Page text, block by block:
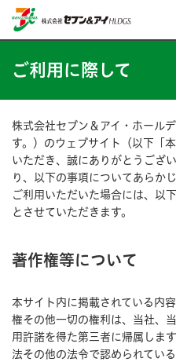
ご利用に際して
株式会社セブン＆アイ・ホール
す。）のウェブサイト（以下「
いただき、誠にありがとうござ
り、以下の事項についてあらか
ご利用いただいた場合には、以
とさせていただきます。
著作権等について
本サイト内に掲載されている内
権その他一切の権利は、当社、
用許諾を得た第三者に帰属しま
法その他の法令で認められてい